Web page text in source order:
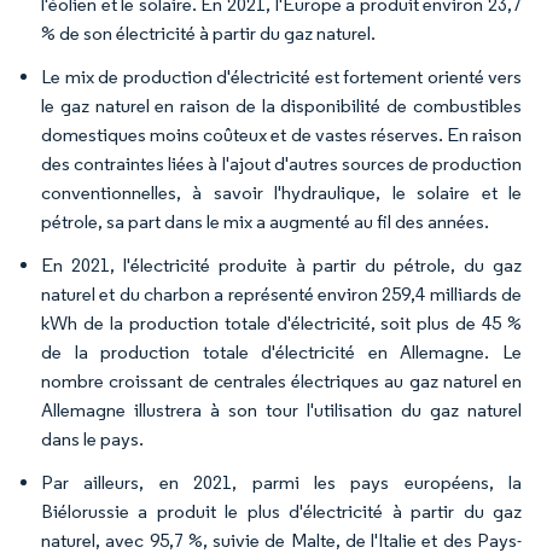
% de son électricité à partir du gaz naturel.
Le mix de production d'électricité est fortement orienté vers
le gaz naturel en raison de la disponibilité de combustibles
domestiques moins coûteux et de vastes réserves. En raison
des contraintes liées à l'ajout d'autres sources de production
conventionnelles, à savoir l'hydraulique, le solaire et le
pétrole, sa part dans le mix a augmenté au fil des années.
En 2021, l'électricité produite à partir du pétrole, du gaz
naturel et du charbon a représenté environ 259,4 milliards de
kWh de la production totale d'électricité, soit plus de 45 %
de la production totale d'électricité en Allemagne. Le
nombre croissant de centrales électriques au gaz naturel en
Allemagne illustrera à son tour l'utilisation du gaz naturel
dans le pays.
Par ailleurs, en 2021, parmi les pays européens, la
Biélorussie a produit le plus d'électricité à partir du gaz
naturel, avec 95,7 %, suivie de Malte, de l'Italie et des Pays-